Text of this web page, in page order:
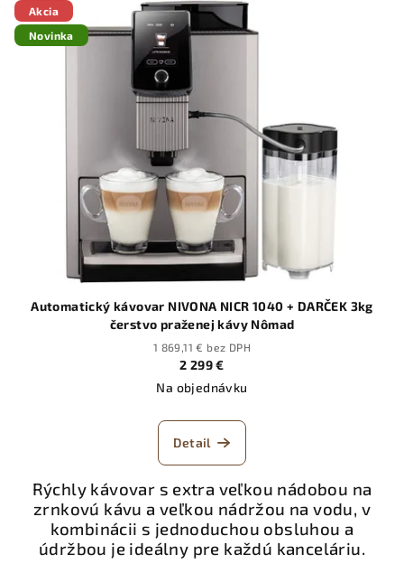
Akcia
Novinka
Automatický kávovar NIVONA NICR 1040 + DARČEK 3kg
čerstvo praženej kávy Nômad
1 869,11 € bez DPH
2 299 €
Na objednávku
Detail
Rýchly kávovar s extra veľkou nádobou na
zrnkovú kávu a veľkou nádržou na vodu, v
kombinácii s jednoduchou obsluhou a
údržbou je ideálny pre každú kanceláriu.